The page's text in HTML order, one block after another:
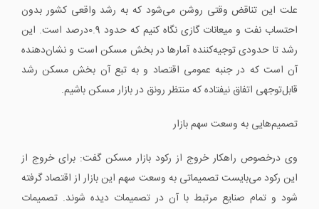
علت این تناقض وقتی روشن می‌شود که به رشد واقعی کشور بدون
احتساب نفت و میعانات گازی نگاه کنیم که حدود 0.9درصد است. این
رشد تا حدودی توجیه‌کننده آمارها در بخش مسکن است و نشان‌دهنده
آن است که در جنبه عمومی اقتصاد و به ‌تبع آن بخش مسکن رشد
قابل‌توجهی اتفاق نیفتاده که منتظر رونق در بازار مسکن باشیم.
تصمیم‌هایی به وسعت سهم بازار
وی درخصوص راهکار خروج از رکود بازار مسکن گفت: برای خروج از
این رکود می‌بایست تصمیماتی به وسعت سهم این بازار از اقتصاد گرفته
شود و تمام صنایع مرتبط با آن در تصمیمات دیده شوند. تصمیمات